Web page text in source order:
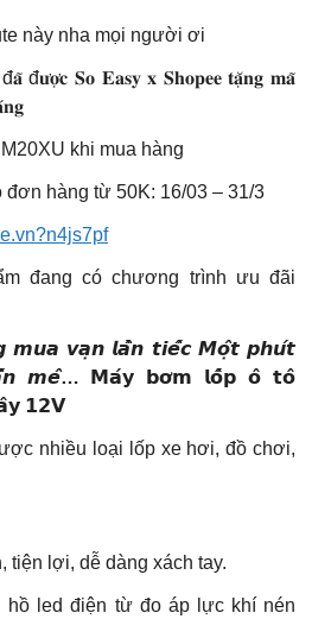
này nha mọi người ơi
đ𝐮̛𝐨̛̣𝐜 𝐒𝐨 𝐄𝐚𝐬𝐲 𝐱 𝐒𝐡𝐨𝐩𝐞𝐞 𝐭𝐚̣̆𝐧𝐠 𝐦𝐚̃
khi mua hàng
đơn hàng từ 50K: 16/03 – 31/3
đang có chương trình ưu đãi
𝙢𝙪𝙖 𝙫𝙖̣𝙣 𝙡𝙖̂̀𝙣 𝙩𝙞𝙚̂́𝙘 𝙈𝙤̣̂𝙩 𝙥𝙝𝙪́𝙩
𝙢𝙚̂… 𝗠𝗮́𝘆 𝗯𝗼̛𝗺 𝗹𝗼̂́𝗽 𝗼̂ 𝘁𝗼̂
𝟭𝟮𝗩
nhiều loại lốp xe hơi, đồ chơi,
tiện lợi, dễ dàng xách tay.
hồ led điện từ đo áp lực khí nén